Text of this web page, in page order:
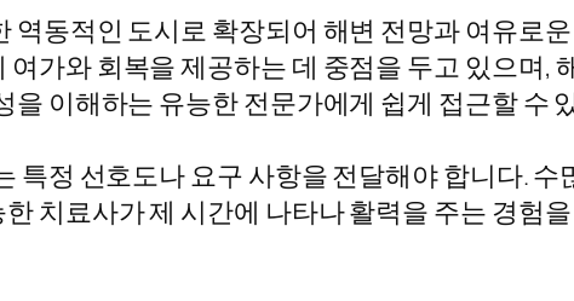
동적인 도시로 확장되어 해변 전망과 여유로
가와 회복을 제공하는 데 중점을 두고 있으며,
이해하는 유능한 전문가에게 쉽게 접근할 수
특정 선호도나 요구 사항을 전달해야 합니다. 수
치료사가 제 시간에 나타나 활력을 주는 경험